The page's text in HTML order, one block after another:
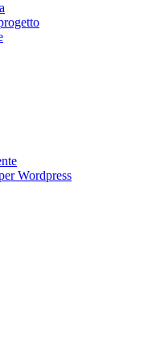
Wordpress